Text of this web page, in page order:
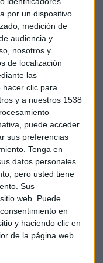
por un dispositivo
medición de
audiencia y
nosotros y
de localización
las
clic para
y a nuestros 1538
puede acceder
sus preferencias
Tenga en
datos personales
pero usted tiene
Sus
web. Puede
en
y haciendo clic en
de la página web.
el mercado y que
, entidad
cciona, y Témpore
de Activos
(Sareb).
asesora a este tipo
siguen controlando
En concreto,
activos
en lo que va
extranjeros,